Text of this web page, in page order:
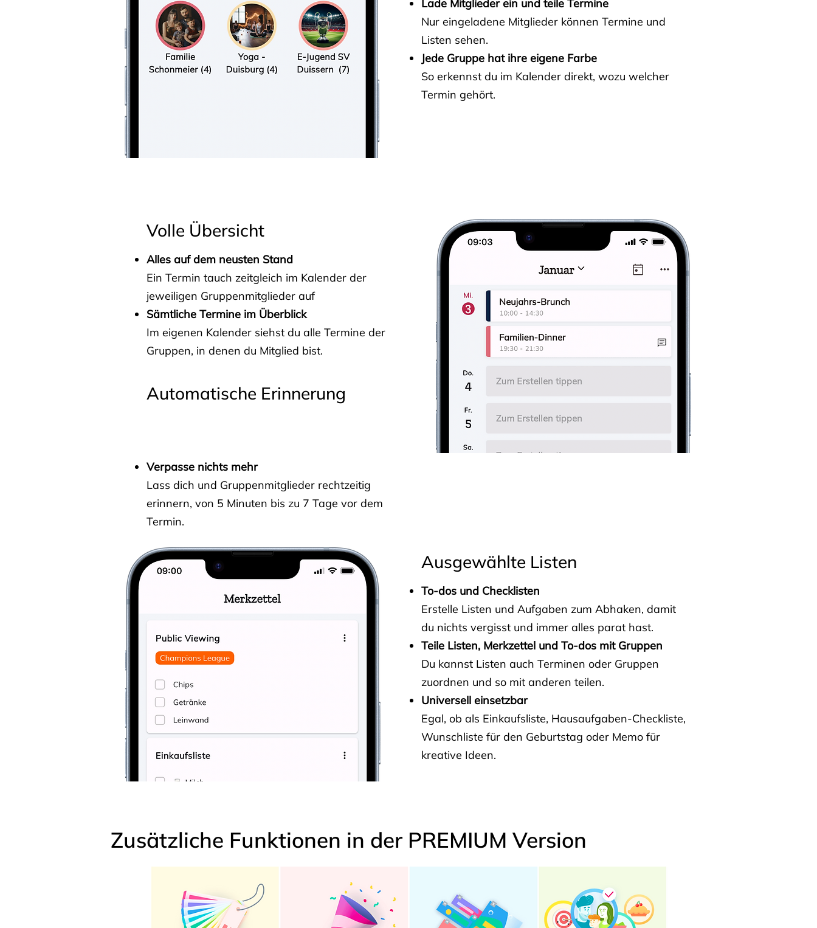
Lade Mitglieder ein und teile Termine
Nur eingeladene Mitglieder können Termine und
Listen sehen.
Jede Gruppe hat ihre eigene Farbe
So erkennst du im Kalender direkt, wozu welcher
Termin gehört.
Volle Übersicht
Alles auf dem neusten Stand
Ein Termin tauch zeitgleich im Kalender der
jeweiligen Gruppenmitglieder auf
Sämtliche Termine im Überblick
Im eigenen Kalender siehst du alle Termine der
Gruppen, in denen du Mitglied bist.
Automatische Erinnerung
Verpasse nichts mehr
Lass dich und Gruppenmitglieder rechtzeitig
erinnern, von 5 Minuten bis zu 7 Tage vor dem
Termin.
Ausgewählte Listen
To-dos und Checklisten
Erstelle Listen und Aufgaben zum Abhaken, damit
du nichts vergisst und immer alles parat hast.
Teile Listen, Merkzettel und To-dos mit Gruppen
Du kannst Listen auch Terminen oder Gruppen
zuordnen und so mit anderen teilen.
Universell einsetzbar
Egal, ob als Einkaufsliste, Hausaufgaben-Checkliste,
Wunschliste für den Geburtstag oder Memo für
kreative Ideen.
Zusätzliche Funktionen in der PREMIUM Version